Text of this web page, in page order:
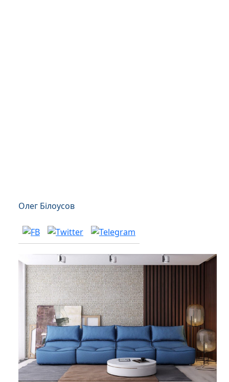
Олег Білоусов